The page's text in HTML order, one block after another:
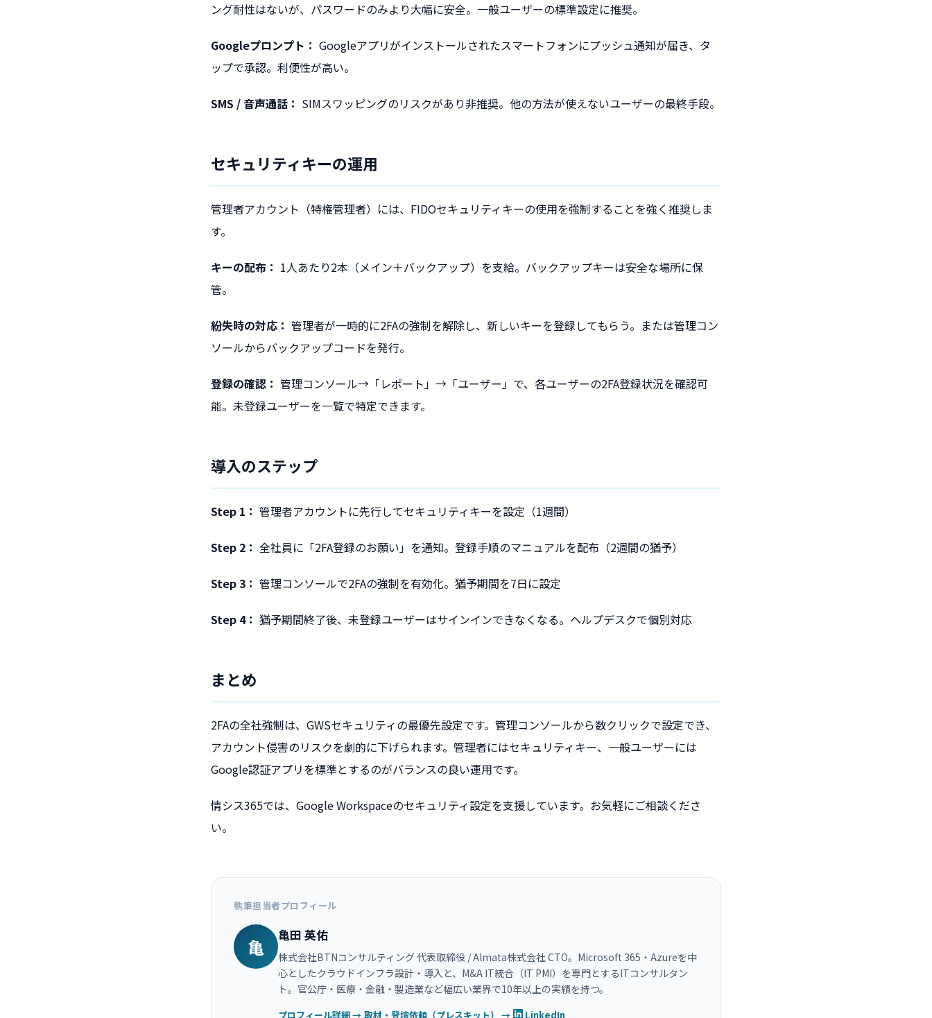
ング耐性はないが、パスワードのみより大幅に安全。一般ユーザーの標準設定に推奨。
Googleプロンプト： Googleアプリがインストールされたスマートフォンにプッシュ通知が届き、タ
ップで承認。利便性が高い。
SMS / 音声通話： SIMスワッピングのリスクがあり非推奨。他の方法が使えないユーザーの最終手段。
セキュリティキーの運用
管理者アカウント（特権管理者）には、FIDOセキュリティキーの使用を強制することを強く推奨しま
す。
キーの配布： 1人あたり2本（メイン＋バックアップ）を支給。バックアップキーは安全な場所に保
管。
紛失時の対応： 管理者が一時的に2FAの強制を解除し、新しいキーを登録してもらう。または管理コン
ソールからバックアップコードを発行。
登録の確認： 管理コンソール→「レポート」→「ユーザー」で、各ユーザーの2FA登録状況を確認可
能。未登録ユーザーを一覧で特定できます。
導入のステップ
Step 1： 管理者アカウントに先行してセキュリティキーを設定（1週間）
Step 2： 全社員に「2FA登録のお願い」を通知。登録手順のマニュアルを配布（2週間の猶予）
Step 3： 管理コンソールで2FAの強制を有効化。猶予期間を7日に設定
Step 4： 猶予期間終了後、未登録ユーザーはサインインできなくなる。ヘルプデスクで個別対応
まとめ
2FAの全社強制は、GWSセキュリティの最優先設定です。管理コンソールから数クリックで設定でき、
アカウント侵害のリスクを劇的に下げられます。管理者にはセキュリティキー、一般ユーザーには
Google認証アプリを標準とするのがバランスの良い運用です。
情シス365では、Google Workspaceのセキュリティ設定を支援しています。お気軽にご相談くださ
い。
執筆担当者プロフィール
亀 亀田 英佑
株式会社BTNコンサルティング 代表取締役 / Almata株式会社 CTO。Microsoft 365・Azureを中
心としたクラウドインフラ設計・導入と、M&A IT統合（IT PMI）を専門とするITコンサルタン
ト。官公庁・医療・金融・製造業など幅広い業界で10年以上の実績を持つ。
プロフィール詳細 → 取材・登壇依頼（プレスキット） → LinkedIn